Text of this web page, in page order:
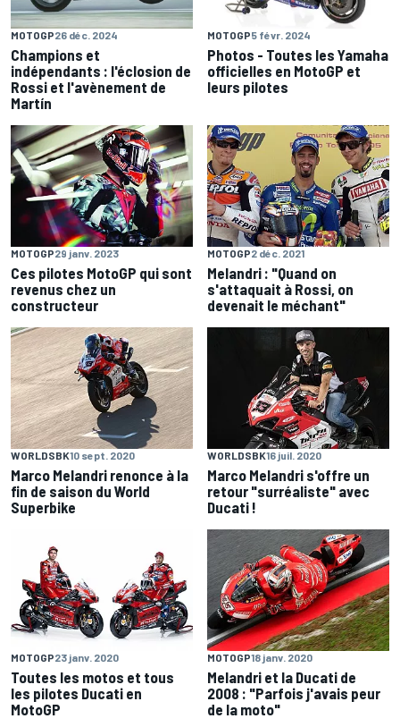
MOTOGP26 déc. 2024
Champions et
indépendants : l'éclosion de
Rossi et l'avènement de
Martín
MOTOGP5 févr. 2024
Photos - Toutes les Yamaha
officielles en MotoGP et
leurs pilotes
MOTOGP29 janv. 2023
Ces pilotes MotoGP qui sont
revenus chez un
constructeur
MOTOGP2 déc. 2021
Melandri : "Quand on
s'attaquait à Rossi, on
devenait le méchant"
WORLDSBK10 sept. 2020
Marco Melandri renonce à la
fin de saison du World
Superbike
WORLDSBK16 juil. 2020
Marco Melandri s'offre un
retour "surréaliste" avec
Ducati !
MOTOGP23 janv. 2020
Toutes les motos et tous
les pilotes Ducati en
MotoGP
MOTOGP18 janv. 2020
Melandri et la Ducati de
2008 : "Parfois j'avais peur
de la moto"